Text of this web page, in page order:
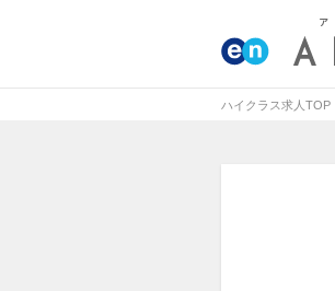
ハイクラス求人TOP